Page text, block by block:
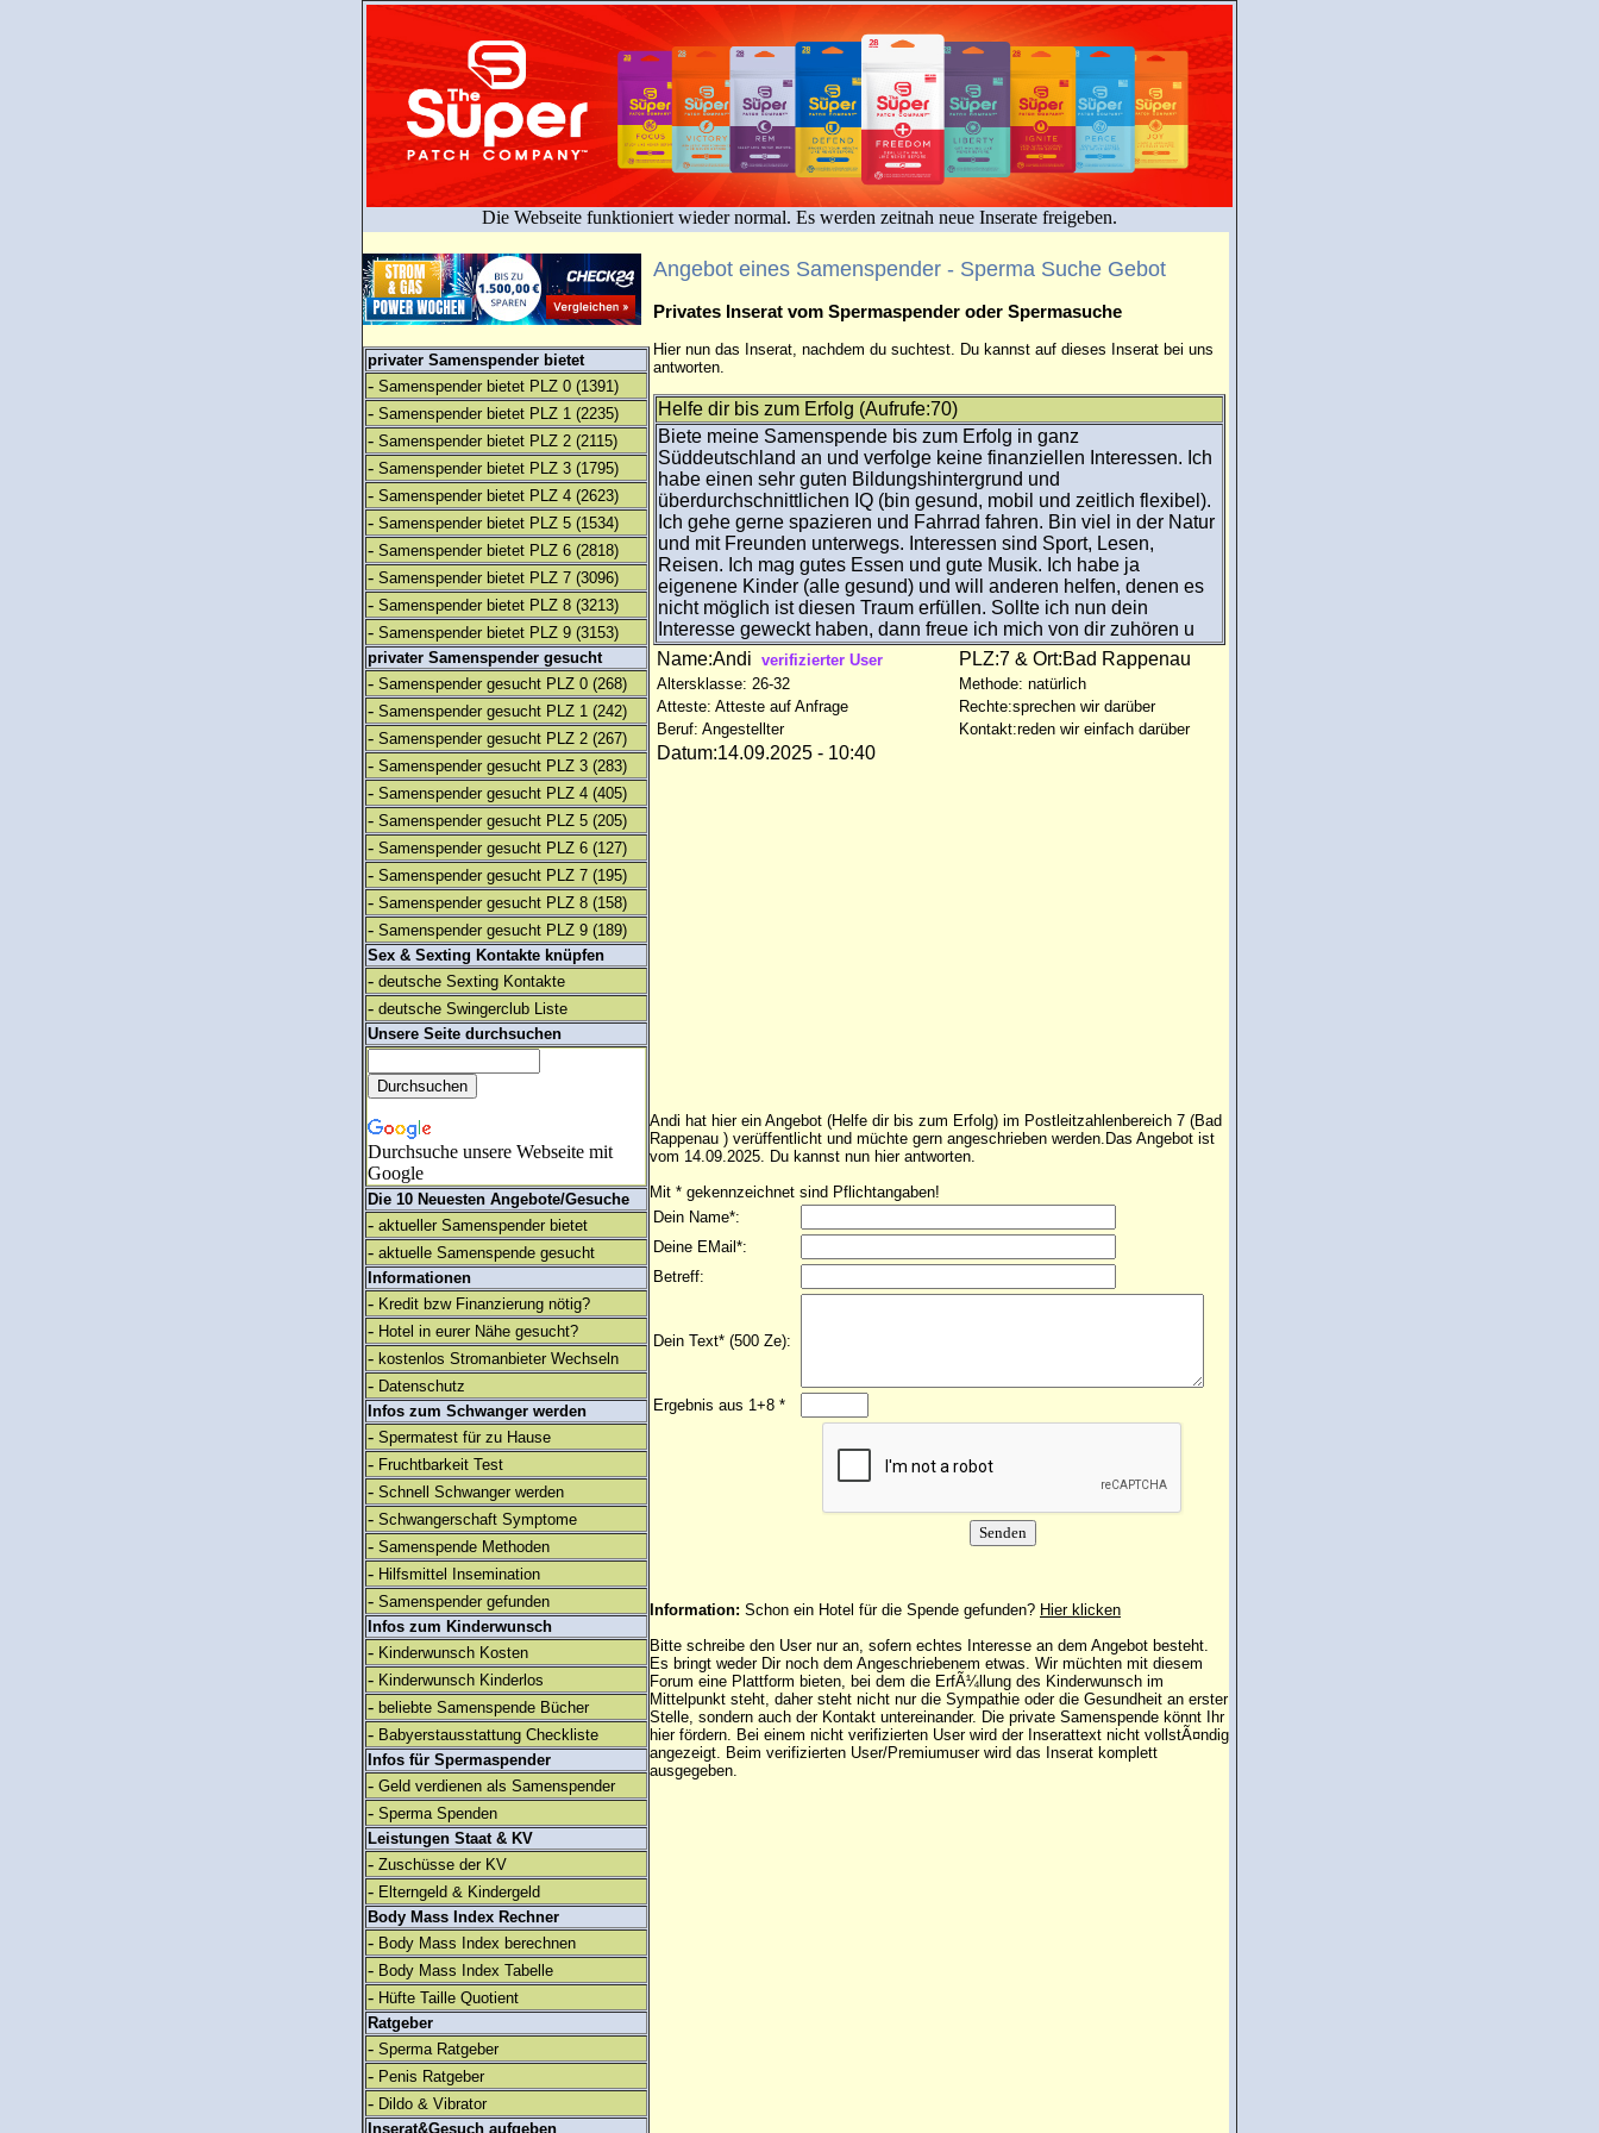
Die Webseite funktioniert wieder normal. Es werden zeitnah neue Inserate freigeben.
privater Samenspender bietet
- Samenspender bietet PLZ 0 (1391)
- Samenspender bietet PLZ 1 (2235)
- Samenspender bietet PLZ 2 (2115)
- Samenspender bietet PLZ 3 (1795)
- Samenspender bietet PLZ 4 (2623)
- Samenspender bietet PLZ 5 (1534)
- Samenspender bietet PLZ 6 (2818)
- Samenspender bietet PLZ 7 (3096)
- Samenspender bietet PLZ 8 (3213)
- Samenspender bietet PLZ 9 (3153)
privater Samenspender gesucht
- Samenspender gesucht PLZ 0 (268)
- Samenspender gesucht PLZ 1 (242)
- Samenspender gesucht PLZ 2 (267)
- Samenspender gesucht PLZ 3 (283)
- Samenspender gesucht PLZ 4 (405)
- Samenspender gesucht PLZ 5 (205)
- Samenspender gesucht PLZ 6 (127)
- Samenspender gesucht PLZ 7 (195)
- Samenspender gesucht PLZ 8 (158)
- Samenspender gesucht PLZ 9 (189)
Sex & Sexting Kontakte knüpfen
- deutsche Sexting Kontakte
- deutsche Swingerclub Liste
Unsere Seite durchsuchen
Durchsuche unsere Webseite mit
Google
Die 10 Neuesten Angebote/Gesuche
- aktueller Samenspender bietet
- aktuelle Samenspende gesucht
Informationen
- Kredit bzw Finanzierung nötig?
- Hotel in eurer Nähe gesucht?
- kostenlos Stromanbieter Wechseln
- Datenschutz
Infos zum Schwanger werden
- Spermatest für zu Hause
- Fruchtbarkeit Test
- Schnell Schwanger werden
- Schwangerschaft Symptome
- Samenspende Methoden
- Hilfsmittel Insemination
- Samenspender gefunden
Infos zum Kinderwunsch
- Kinderwunsch Kosten
- Kinderwunsch Kinderlos
- beliebte Samenspende Bücher
- Babyerstausstattung Checkliste
Infos für Spermaspender
- Geld verdienen als Samenspender
- Sperma Spenden
Leistungen Staat & KV
- Zuschüsse der KV
- Elterngeld & Kindergeld
Body Mass Index Rechner
- Body Mass Index berechnen
- Body Mass Index Tabelle
- Hüfte Taille Quotient
Ratgeber
- Sperma Ratgeber
- Penis Ratgeber
- Dildo & Vibrator
Inserat&Gesuch aufgeben
Angebot eines Samenspender - Sperma Suche Gebot
Privates Inserat vom Spermaspender oder Spermasuche
Hier nun das Inserat, nachdem du suchtest. Du kannst auf dieses Inserat bei uns
antworten.
Helfe dir bis zum Erfolg (Aufrufe:70)
Biete meine Samenspende bis zum Erfolg in ganz
Süddeutschland an und verfolge keine finanziellen Interessen. Ich
habe einen sehr guten Bildungshintergrund und
überdurchschnittlichen IQ (bin gesund, mobil und zeitlich flexibel).
Ich gehe gerne spazieren und Fahrrad fahren. Bin viel in der Natur
und mit Freunden unterwegs. Interessen sind Sport, Lesen,
Reisen. Ich mag gutes Essen und gute Musik. Ich habe ja
eigenene Kinder (alle gesund) und will anderen helfen, denen es
nicht möglich ist diesen Traum erfüllen. Sollte ich nun dein
Interesse geweckt haben, dann freue ich mich von dir zuhören u
Name:Andi verifizierter User PLZ:7 & Ort:Bad Rappenau
Altersklasse: 26-32
Methode: natürlich
Atteste: Atteste auf Anfrage
Rechte:sprechen wir darüber
Beruf: Angestellter
Kontakt:reden wir einfach darüber
Datum:14.09.2025 - 10:40
Andi hat hier ein Angebot (Helfe dir bis zum Erfolg) im Postleitzahlenbereich 7 (Bad
Rappenau ) verüffentlicht und müchte gern angeschrieben werden.Das Angebot ist
vom 14.09.2025. Du kannst nun hier antworten.
Mit * gekennzeichnet sind Pflichtangaben!
Dein Name*:
Deine EMail*:
Betreff:
Dein Text* (500 Ze):
Ergebnis aus 1+8 *
Information: Schon ein Hotel für die Spende gefunden? Hier klicken
Bitte schreibe den User nur an, sofern echtes Interesse an dem Angebot besteht.
Es bringt weder Dir noch dem Angeschriebenem etwas. Wir müchten mit diesem
Forum eine Plattform bieten, bei dem die ErfÃ¼llung des Kinderwunsch im
Mittelpunkt steht, daher steht nicht nur die Sympathie oder die Gesundheit an erster
Stelle, sondern auch der Kontakt untereinander. Die private Samenspende könnt Ihr
hier fördern. Bei einem nicht verifizierten User wird der Inserattext nicht vollstÃ¤ndig
angezeigt. Beim verifizierten User/Premiumuserwird das Inserat komplett
ausgegeben.